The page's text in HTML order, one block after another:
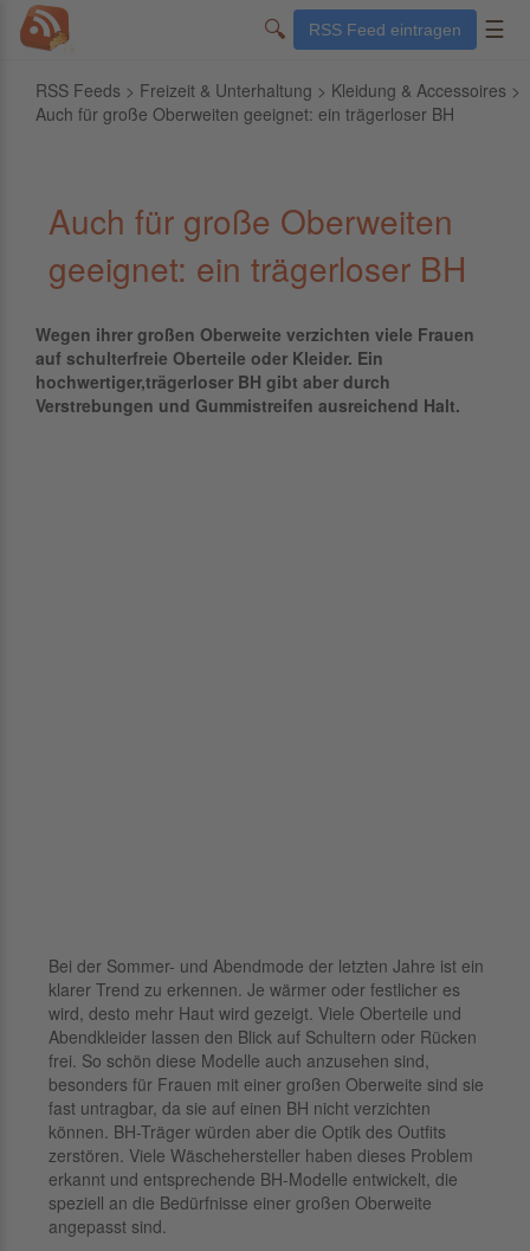
🔍 RSS Feed eintragen ☰
RSS Feeds > Freizeit & Unterhaltung > Kleidung & Accessoires >
Auch für große Oberweiten geeignet: ein trägerloser BH
Auch für große Oberweiten
geeignet: ein trägerloser BH
Wegen ihrer großen Oberweite verzichten viele Frauen
auf schulterfreie Oberteile oder Kleider. Ein
hochwertiger,trägerloser BH gibt aber durch
Verstrebungen und Gummistreifen ausreichend Halt.
Bei der Sommer- und Abendmode der letzten Jahre ist ein
klarer Trend zu erkennen. Je wärmer oder festlicher es
wird, desto mehr Haut wird gezeigt. Viele Oberteile und
Abendkleider lassen den Blick auf Schultern oder Rücken
frei. So schön diese Modelle auch anzusehen sind,
besonders für Frauen mit einer großen Oberweite sind sie
fast untragbar, da sie auf einen BH nicht verzichten
können. BH-Träger würden aber die Optik des Outfits
zerstören. Viele Wäschehersteller haben dieses Problem
erkannt und entsprechende BH-Modelle entwickelt, die
speziell an die Bedürfnisse einer großen Oberweite
angepasst sind.